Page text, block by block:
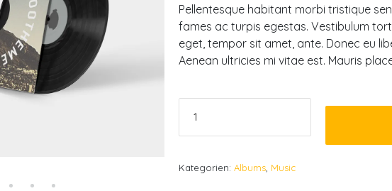
Pellentesque habitant morbi tristique
fames ac turpis egestas. Vestibulum
eget, tempor sit amet, ante. Donec eu
Aenean ultricies mi vitae est. Mauris
Album
#2
Kategorien: Albums Music